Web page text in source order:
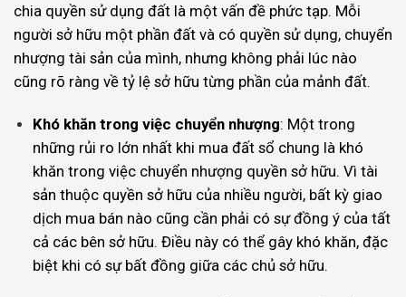
chia quyền sử dụng đất là một vấn đề phức tạp. Mỗi
người sở hữu một phần đất và có quyền sử dụng, chuyển
nhượng tài sản của mình, nhưng không phải lúc nào
cũng rõ ràng về tỷ lệ sở hữu từng phần của mảnh đất.
Khó khăn trong việc chuyển nhượng: Một trong
những rủi ro lớn nhất khi mua đất sổ chung là khó
khăn trong việc chuyển nhượng quyền sở hữu. Vì tài
sản thuộc quyền sở hữu của nhiều người, bất kỳ giao
dịch mua bán nào cũng cần phải có sự đồng ý của tất
cả các bên sở hữu. Điều này có thể gây khó khăn, đặc
biệt khi có sự bất đồng giữa các chủ sở hữu.